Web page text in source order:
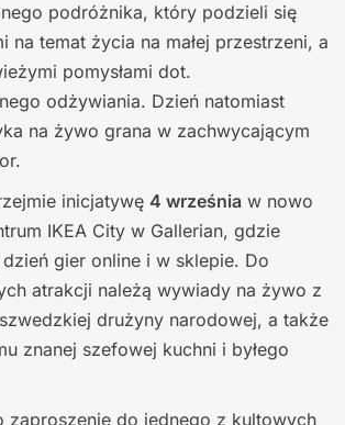
podróżnika, który podzieli się
na temat życia na małej przestrzeni, a
pomysłami dot.
odżywiania. Dzień natomiast
na żywo grana w zachwycającym
inicjatywę 4 września w nowo
IKEA City w Gallerian, gdzie
gier online i w sklepie. Do
atrakcji należą wywiady na żywo z
drużyny narodowej, a także
znanej szefowej kuchni i byłego
zaproszenie do jednego z kultowych